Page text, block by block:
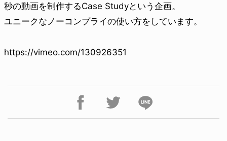
秒の動画を制作するCase Studyという企画。
ユニークなノーコンプライの使い方をしています。
https://vimeo.com/130926351